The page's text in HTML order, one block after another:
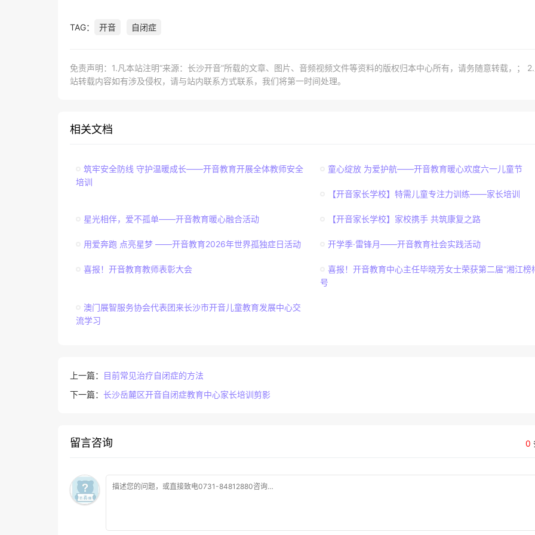
TAG： 开音 自闭症
免责声明：1.凡本站注明“来源：长沙开音”所载的文章、图片、音频视频文件等资料的版权归本中心所有，请务随意转载，；
站转载内容如有涉及侵权，请与站内联系方式联系，我们将第一时间处理。
相关文档
筑牢安全防线 守护温暖成长——开音教育开展全体教师安全
培训
童心绽放 为爱护航——开音教育暖心欢度六一儿童节
【开音家长学校】特需儿童专注力训练——家长培训
星光相伴，爱不孤单——开音教育暖心融合活动 【开音家长学校】家校携手 共筑康复之路
用爱奔跑 点亮星梦 ——开音教育2026年世界孤独症日活动 开学季·雷锋月——开音教育社会实践活动
喜报！开音教育教师表彰大会
喜报！开音教育中心主任毕晓芳女士荣获第二届“湘江榜
号
澳门展智服务协会代表团来长沙市开音儿童教育发展中心交
流学习
上一篇：
目前常见治疗自闭症的方法
下一篇： 长沙岳麓区开音自闭症教育中心家长培训剪影
0
留言咨询